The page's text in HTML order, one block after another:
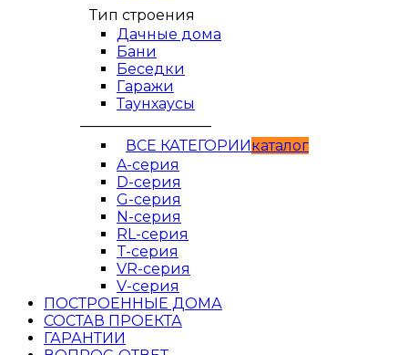
Тип строения
Дачные дома
Бани
Беседки
Гаражи
Таунхаусы
ВСЕ КАТЕГОРИИкaтaлог
A-серия
D-серия
G-серия
N-серия
RL-серия
T-серия
VR-серия
V-серия
ПОСТРОЕННЫЕ ДОМА
СОСТАВ ПРОЕКТА
ГАРАНТИИ